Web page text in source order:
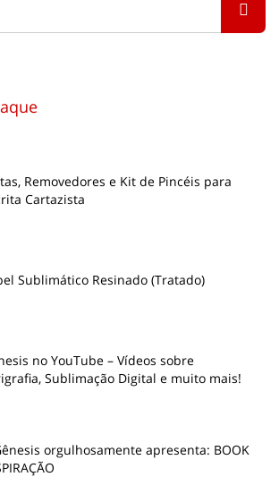
Removedores e Kit de Pincéis para
Cartazista
Sublimático Resinado (Tratado)
no YouTube – Vídeos sobre
Sublimação Digital e muito mais!
orgulhosamente apresenta: BOOK